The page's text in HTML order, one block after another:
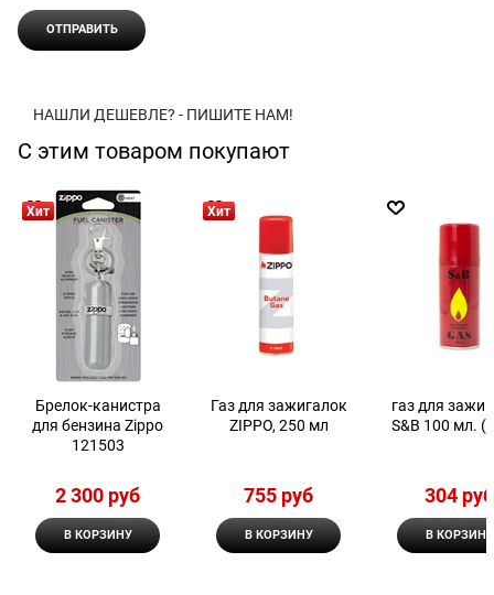
НАШЛИ ДЕШЕВЛЕ? - ПИШИТЕ НАМ!
С этим товаром покупают
Хит
Брелок-канистра
для бензина Zippo
121503
2 300 руб
В КОРЗИНУ
Хит
Газ для зажигалок
ZIPPO, 250 мл
755 руб
В КОРЗИНУ
газ для
S&B 100 мл.
304 руб
В КОРЗИНУ